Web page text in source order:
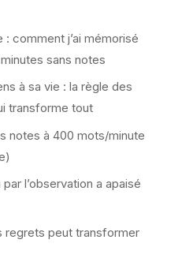
: comment j’ai mémorisé
sans notes
à sa vie : la règle des
transforme tout
notes à 400 mots/minute
l’observation a apaisé
regrets peut transformer